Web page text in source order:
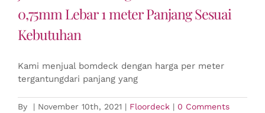
0,75mm Lebar 1 meter Panjang Sesuai
Kebutuhan
Kami menjual bomdeck dengan harga per meter
tergantungdari panjang yang
By | November 10th, 2021 | Floordeck | 0 Comments